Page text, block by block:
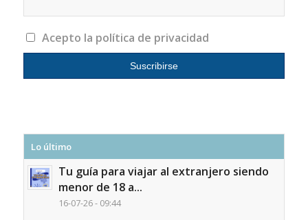
Acepto la política de privacidad
Lo último
Tu guía para viajar al extranjero siendo
menor de 18 a...
16-07-26 - 09:44